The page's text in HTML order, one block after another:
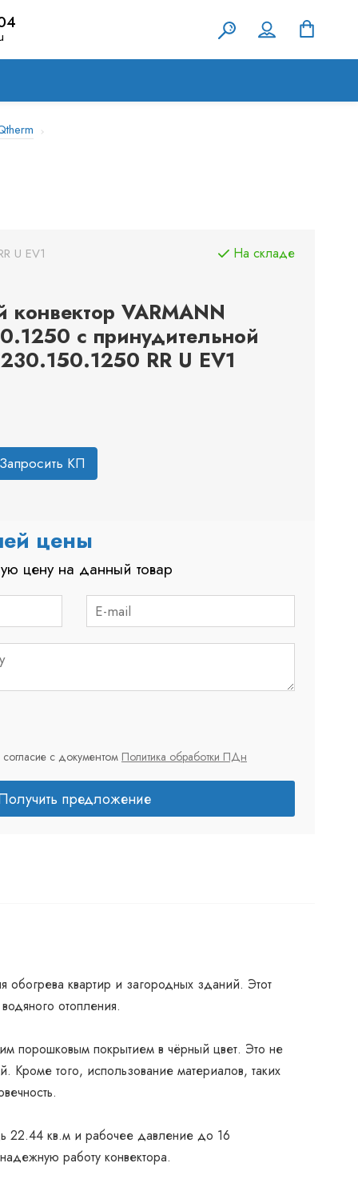
U EV1
конвектор VARMANN
с принудительной
RR U EV1
На складе
КП
цены
цену на данный товар
с документом Политика обработки ПДн
предложение
квартир и загородных зданий. Этот
отопления.
порошковым покрытием в чёрный цвет. Это не
Кроме того, использование материалов, таких
22.44 кв.м и рабочее давление до 16
работу конвектора.